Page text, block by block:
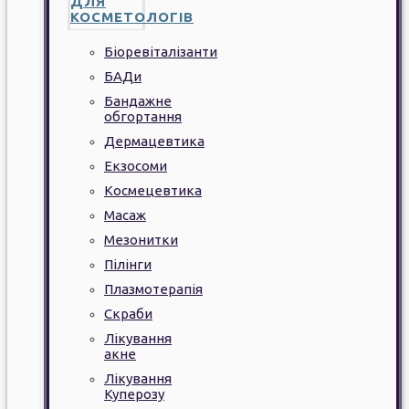
КОСМЕТОЛОГІВ
Біоревіталізанти
БАДи
Бандажне
обгортання
Дермацевтика
Екзосоми
Космецевтика
Масаж
Мезонитки
Пілінги
Плазмотерапія
Скраби
Лікування
акне
Лікування
Куперозу